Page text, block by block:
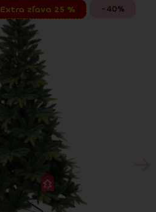
-40%
Extra zľava 25 %